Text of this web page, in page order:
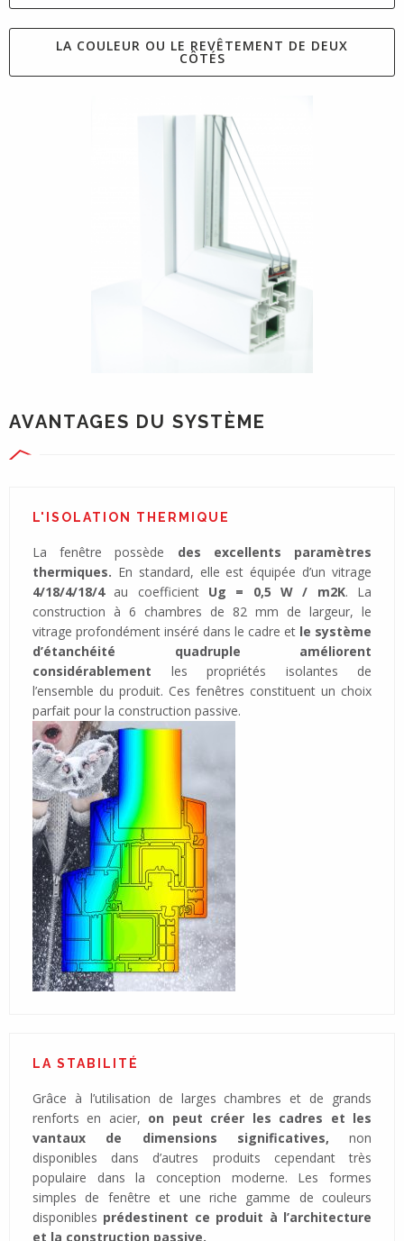
LA COULEUR OU LE REVÊTEMENT DE DEUX
CÔTÉS
AVANTAGES DU SYSTÈME
L'ISOLATION THERMIQUE
La fenêtre possède des excellents paramètres
thermiques. En standard, elle est équipée d’un vitrage
4/18/4/18/4au coefficient Ug = 0,5 W / m2K. La
construction à 6 chambres de 82 mm de largeur, le
vitrage profondément inséré dans le cadre et le système
d’étanchéité quadruple améliorent
considérablement les propriétés isolantes de
l’ensemble du produit. Ces fenêtres constituent un choix
parfait pour la construction passive.
LA STABILITÉ
Grâce à l’utilisation de larges chambres et de grands
renforts en acier, on peut créer les cadres et les
vantaux de dimensions significatives, non
disponibles dans d’autres produits cependant très
populaire dans la conception moderne. Les formes
simples de fenêtre et une riche gamme de couleurs
disponibles prédestinent ce produit à l’architecture
et la construction passive.